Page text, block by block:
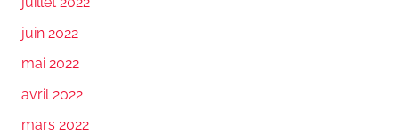
juin 2022
mai 2022
avril 2022
mars 2022